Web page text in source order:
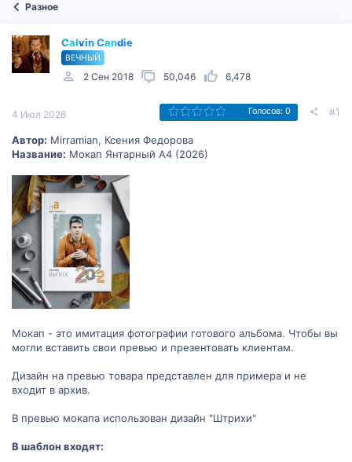
Разное
Calvin Candie
ВЕЧНЫЙ
2 Сен 2018 50,046 6,478
4 Июл 2026 Голосов: 0 #1
Автор: Mirramian, Ксения Федорова
Название: Мокап Янтарный А4 (2026)
Мокап - это имитация фотографии готового альбома. Чтобы вы
могли вставить свои превью и презентовать клиентам.
Дизайн на превью товара представлен для примера и не
входит в архив.
В превью мокапа использован дизайн "Штрихи"
В шаблон входят: